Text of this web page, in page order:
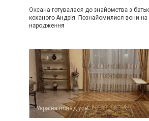
Оксана готувалася до знайомства з
коханого Андрія. Познайомилися вони на
народження
Україна понад усе